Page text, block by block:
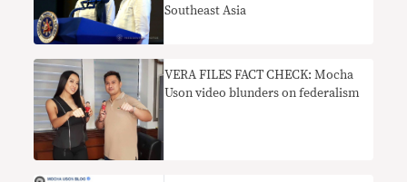
Southeast Asia
VERA FILES FACT CHECK: Mocha
Uson video blunders on federalism